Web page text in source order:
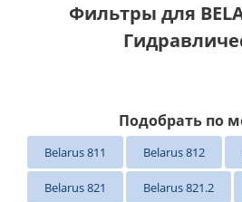
Фильтры для
Подобрать по
Belarus 811 Belarus 812
Belarus 821 Belarus 821.2